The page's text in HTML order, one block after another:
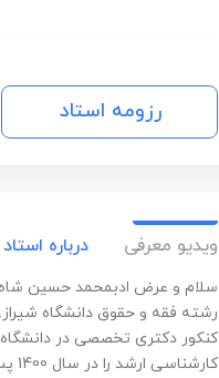
رزومه استاد
ویدیو معرفی درباره استاد
سلام و عرض ادبمحمد حسین
کنکور دکتری تخصصی در